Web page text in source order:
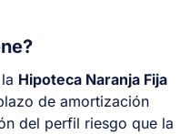
Hipoteca Naranja Fija
de amortización
del perfil riesgo que la